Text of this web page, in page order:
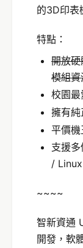
的3D印表
特點：
開放
模組資
校園
擁有
平價
支援
/ Linux
~~~~
智新資通
開發，軟